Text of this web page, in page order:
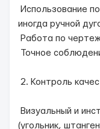
Использование
иногда ручной
Работа по
Точное
2. Контроль
Визуальный и
(угольник,